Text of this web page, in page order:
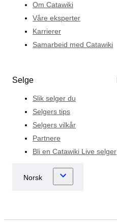
Om Catawiki
Våre eksperter
Karrierer
Samarbeid med Catawiki
Selge
Slik selger du
Selgers tips
Selgers vilkår
Partnere
Bli en Catawiki Live selger